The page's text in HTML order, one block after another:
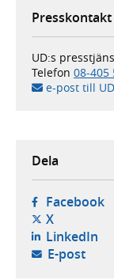
Presskontakt
UD:s
Telefon 08-405
e-post till
Dela
Facebook-
X- öppnas
LinkedIn-
E-post-